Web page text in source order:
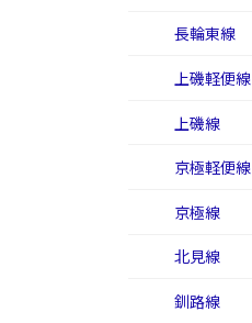
長輪東線
上磯軽便線
上磯線
京極軽便線
京極線
北見線
釧路線